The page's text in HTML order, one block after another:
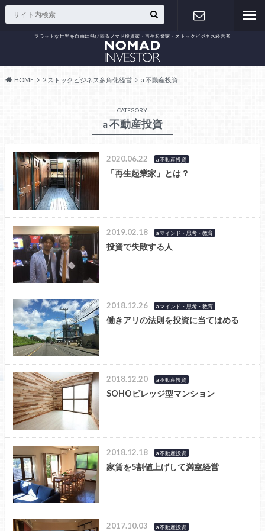
フラットな世界を自由に飛び回るノマド投資家・再生起業家・ストックビジネス経営者
HOME 2 ストックビジネス多角化経営 a 不動産投資
CATEGORY
a 不動産投資
2020.06.22 a 不動産投資
「再生起業家」とは？
2019.02.18 a マインド・思考・教育
投資で失敗する人
2018.12.26 a マインド・思考・教育
働きアリの法則を投資に当てはめる
2018.12.20 a 不動産投資
SOHOビレッジ型マンション
2018.12.18 a 不動産投資
家賃を5割値上げして満室経営
2017.10.03 a 不動産投資